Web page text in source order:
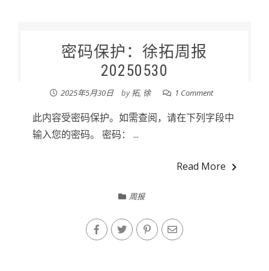
密码保护：徐拓周报
20250530
2025年5月30日 by拓, 徐 1 Comment
此内容受密码保护。如需查阅，请在下列字段中
输入您的密码。 密码： ...
Read More
周报